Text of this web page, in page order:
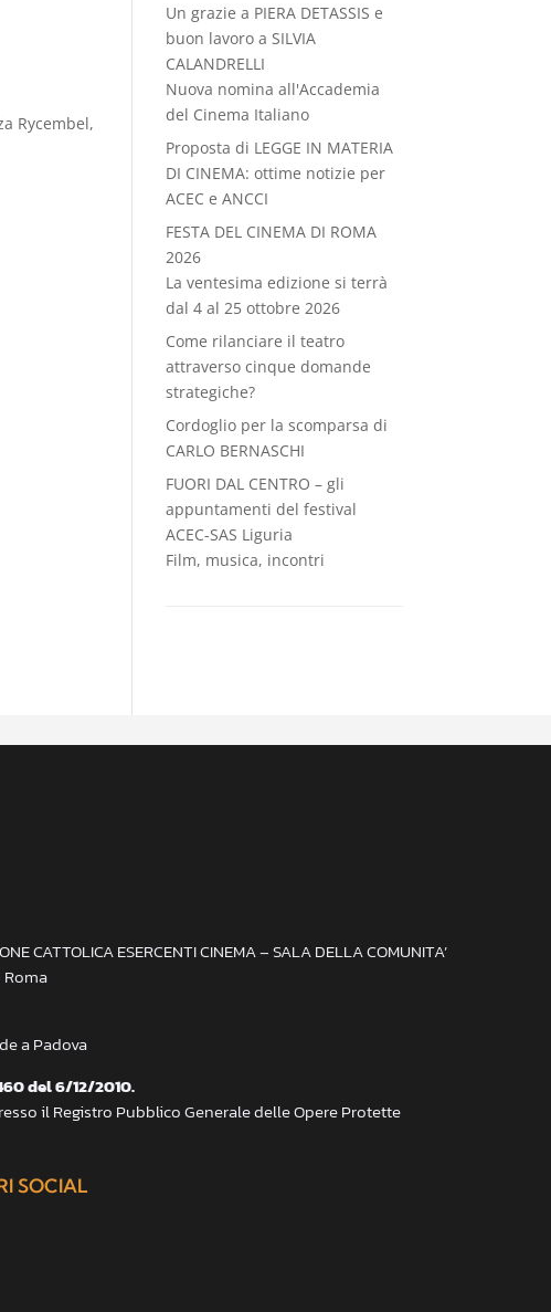
Rycembel,
Un grazie a PIERA DETASSIS e
buon lavoro a SILVIA
CALANDRELLI
Nuova nomina all'Accademia
del Cinema Italiano
Proposta di LEGGE IN MATERIA
DI CINEMA: ottime notizie per
ACEC e ANCCI
FESTA DEL CINEMA DI ROMA
2026
La ventesima edizione si terrà
dal 4 al 25 ottobre 2026
Come rilanciare il teatro
attraverso cinque domande
strategiche?
Cordoglio per la scomparsa di
CARLO BERNASCHI
FUORI DAL CENTRO – gli
appuntamenti del festival
ACEC-SAS Liguria
Film, musica, incontri
CATTOLICA ESERCENTI CINEMA – SALA DELLA COMUNITA’
a Padova
del 6/12/2010.
il Registro Pubblico Generale delle Opere Protette
SOCIAL